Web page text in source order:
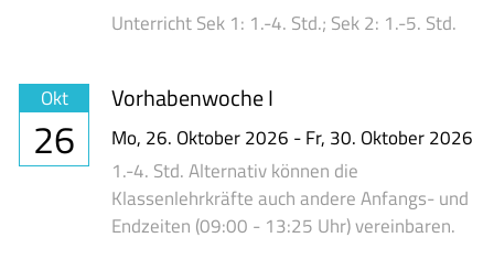
Unterricht Sek 1: 1.-4. Std.; Sek 2: 1.-5. Std.
Okt
26
Vorhabenwoche I
Mo, 26. Oktober 2026 -Fr, 30. Oktober 2026
1.-4. Std. Alternativ können die
Klassenlehrkräfte auch andere Anfangs- und
Endzeiten (09:00 - 13:25 Uhr) vereinbaren.